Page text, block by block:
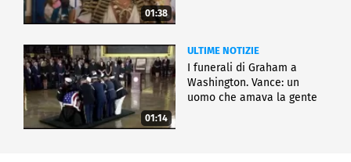
01:38
01:14
ULTIME NOTIZIE
I funerali di Graham a
Washington. Vance: un
uomo che amava la gente